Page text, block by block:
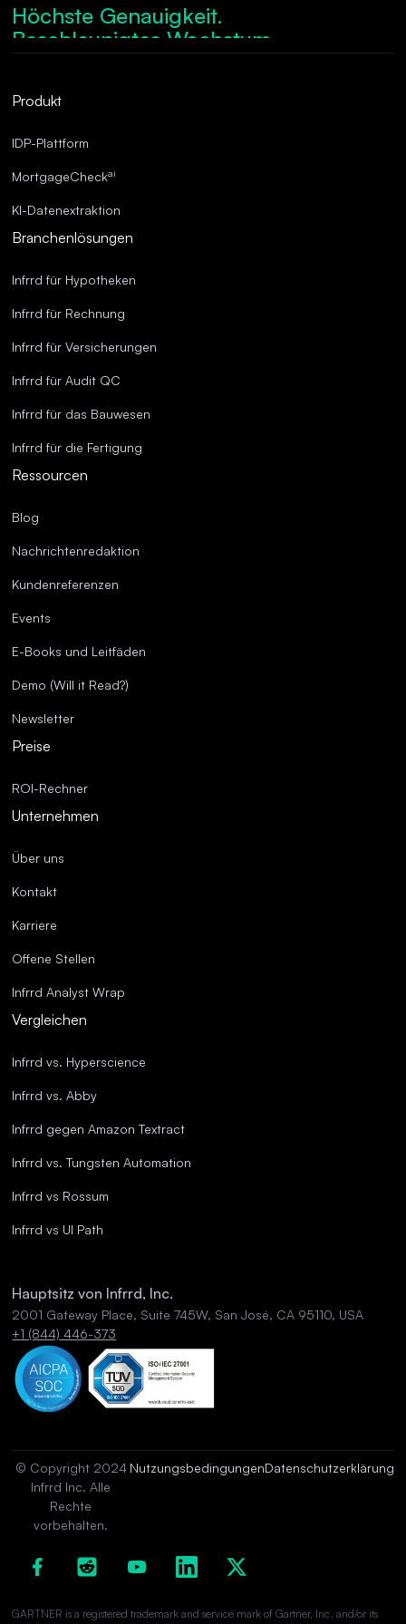
Höchste Genauigkeit.
Beschleunigtes Wachstum.
Robuste Compliance.
Überragende Genauigkeit.
Produkt
IDP-Plattform
MortgageCheckai
KI-Datenextraktion
Branchenlösungen
Infrrd für Hypotheken
Infrrd für Rechnung
Infrrd für Versicherungen
Infrrd für Audit QC
Infrrd für das Bauwesen
Infrrd für die Fertigung
Ressourcen
Blog
Nachrichtenredaktion
Kundenreferenzen
Events
E-Books und Leitfäden
Demo (Will it Read?)
Newsletter
Preise
ROI-Rechner
Unternehmen
Über uns
Kontakt
Karriere
Offene Stellen
Infrrd Analyst Wrap
Vergleichen
Infrrd vs. Hyperscience
Infrrd vs. Abby
Infrrd gegen Amazon Textract
Infrrd vs. Tungsten Automation
Infrrd vs Rossum
Infrrd vs UI Path
Hauptsitz von Infrrd, Inc.
2001 Gateway Place, Suite 745W, San José, CA 95110, USA
+1 (844) 446-373
© Copyright 2024
Infrrd Inc. Alle
Rechte
vorbehalten.
NutzungsbedingungenDatenschutzerklärung
GARTNER is a registered trademark and service mark of Gartner, Inc. and/or its